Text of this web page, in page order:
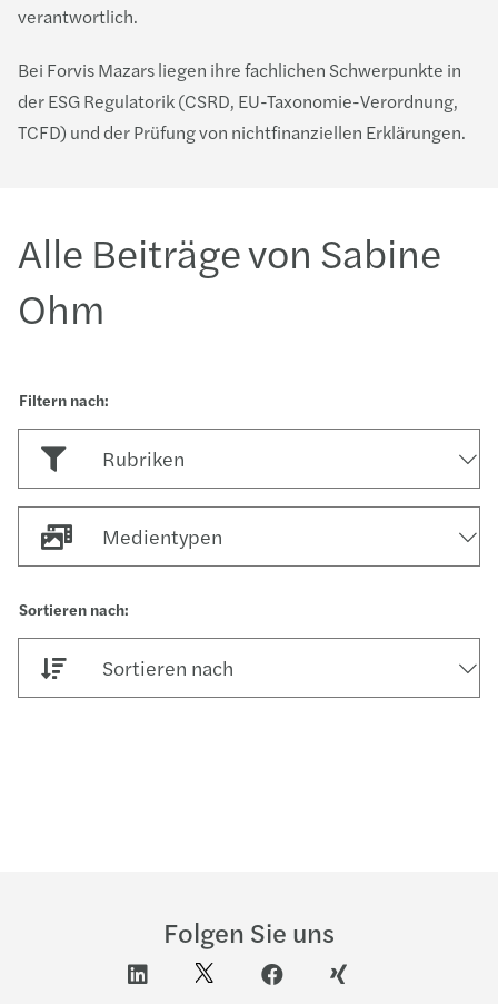
verantwortlich.
Bei Forvis Mazars liegen ihre fachlichen Schwerpunkte in
der ESG Regulatorik (CSRD, EU-Taxonomie-Verordnung,
TCFD) und der Prüfung von nichtfinanziellen Erklärungen.
Alle Beiträge von Sabine
Ohm
Rubriken
Sortieren nach
Medientypen
Folgen Sie uns